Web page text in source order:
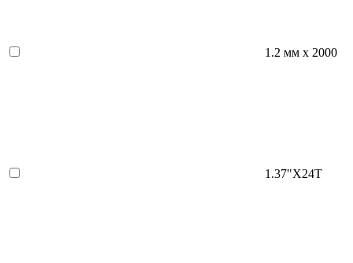
1.2 мм х 2000
1.37"X24T